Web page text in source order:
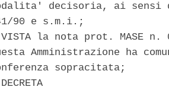
decisoria, ai
90 e s.m.i.;
la nota prot. MASE n.
Amministrazione ha
sopracitata;